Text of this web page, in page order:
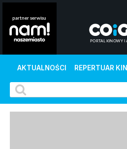
AKTUALNOŚCI REPERTUAR KIN